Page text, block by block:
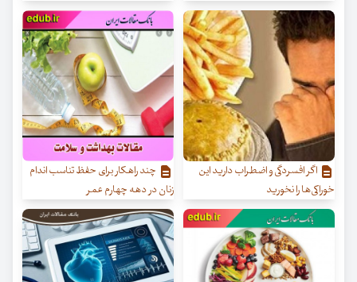
اگر افسردگی و اضطراب دارید این
خوراکی‌ها را نخورید
چند راهکار برای حفظ تناسب اندام
زنان در دهه چهارم عمر